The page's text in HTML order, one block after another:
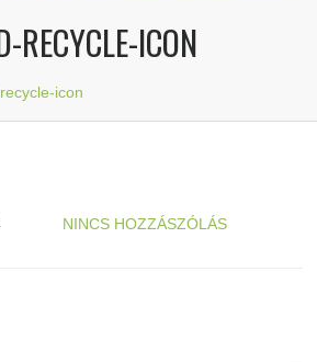
RECYCLE-ICON
icon
NINCS HOZZÁSZÓLÁS